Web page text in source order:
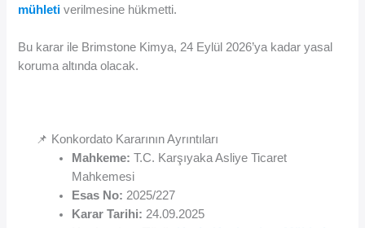
mühleti verilmesine hükmetti.
Bu karar ile Brimstone Kimya, 24 Eylül 2026’ya kadar yasal
koruma altında olacak.
📌 Konkordato Kararının Ayrıntıları
Mahkeme: T.C. Karşıyaka Asliye Ticaret
Mahkemesi
Esas No: 2025/227
Karar Tarihi: 24.09.2025